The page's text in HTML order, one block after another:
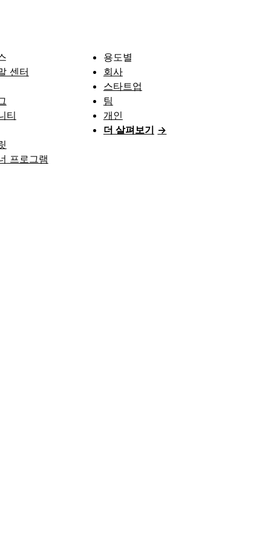
센터
티
프로그램
용도별
회사
스타트업
팀
개인
더 살펴보기 →